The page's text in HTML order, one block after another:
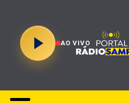
AO VIVO